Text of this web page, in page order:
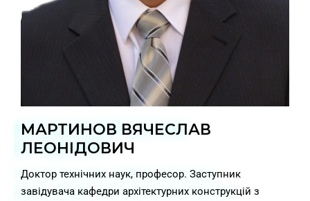
МАРТИНОВ ВЯЧЕСЛАВ
ЛЕОНІДОВИЧ
Доктор технічних наук, професор. Заcтупник
завідувача кафедри архітектурних конструкцій з